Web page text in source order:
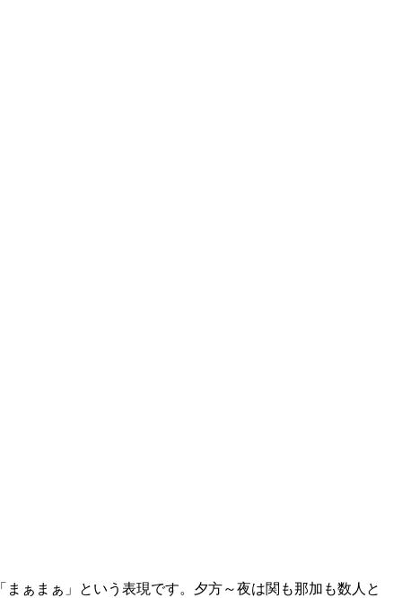
ぁまぁ」という表現です。夕方～夜は関も那加も数人と